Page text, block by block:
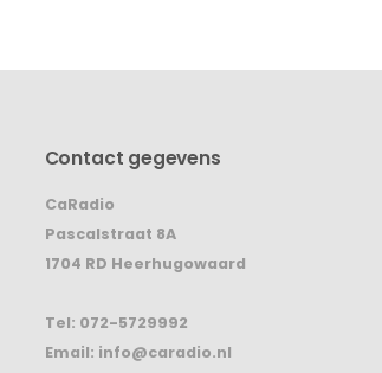
Contact gegevens
CaRadio
Pascalstraat 8A
1704 RD Heerhugowaard
Tel: 072-5729992
Email: info@caradio.nl